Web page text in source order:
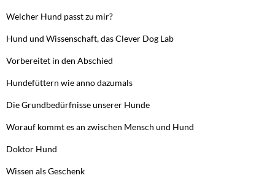
Welcher Hund passt zu mir?
Hund und Wissenschaft, das Clever Dog Lab
Vorbereitet in den Abschied
Hundefüttern wie anno dazumals
Die Grundbedürfnisse unserer Hunde
Worauf kommt es an zwischen Mensch und Hund
Doktor Hund
Wissen als Geschenk